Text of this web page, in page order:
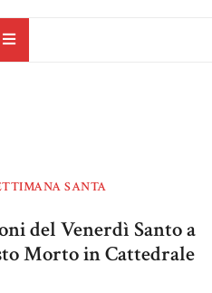
SANTA
del Venerdì Santo a
Morto in Cattedrale